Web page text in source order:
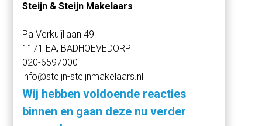
Steijn & Steijn Makelaars
Pa Verkuijllaan 49
1171 EA, BADHOEVEDORP
020-6597000
info@steijn-steijnmakelaars.nl
Wij hebben voldoende reacties
binnen en gaan deze nu verder